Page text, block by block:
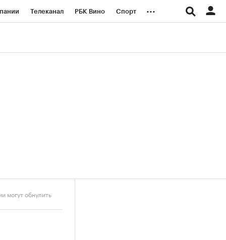
Телеканал РБК Вино Спорт ...
могут обнулить